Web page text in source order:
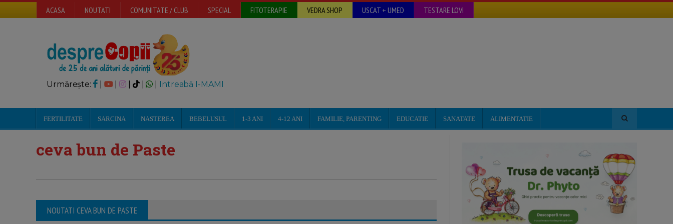
ACASA NOUTATI COMUNITATE / CLUB SPECIAL FITOTERAPIE VEDRA SHOP USCAT + UMED TESTARE LOVI
Urmărește: | | Intreabă I-MAMI
FERTILITATE SARCINA NASTEREA BEBELUSUL 1-3 ANI 4-12 ANI FAMILIE, PARENTING EDUCATIE SANATATE ALIMENTATIE
ceva bun de Paste
NOUTATI CEVA BUN DE PASTE